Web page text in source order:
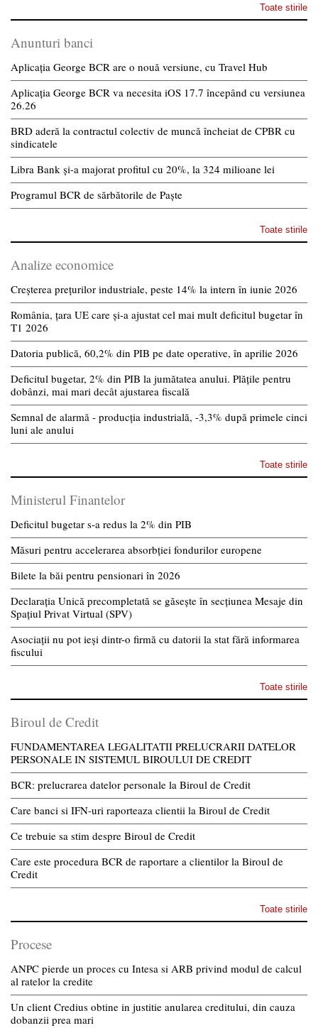
Toate stirile
Anunturi banci
Aplicația George BCR are o nouă versiune, cu Travel Hub
Aplicația George BCR va necesita iOS 17.7 începând cu versiunea
26.26
BRD aderă la contractul colectiv de muncă încheiat de CPBR cu
sindicatele
Libra Bank și-a majorat profitul cu 20%, la 324 milioane lei
Programul BCR de sărbătorile de Paște
Toate stirile
Analize economice
Creșterea prețurilor industriale, peste 14% la intern în iunie 2026
România, țara UE care și-a ajustat cel mai mult deficitul bugetar în
T1 2026
Datoria publică, 60,2% din PIB pe date operative, în aprilie 2026
Deficitul bugetar, 2% din PIB la jumătatea anului. Plățile pentru
dobânzi, mai mari decât ajustarea fiscală
Semnal de alarmă - producția industrială, -3,3% după primele cinci
luni ale anului
Toate stirile
Ministerul Finantelor
Deficitul bugetar s-a redus la 2% din PIB
Măsuri pentru accelerarea absorbției fondurilor europene
Bilete la băi pentru pensionari în 2026
Declarația Unică precompletată se găsește în secțiunea Mesaje din
Spațiul Privat Virtual (SPV)
Asociații nu pot ieși dintr-o firmă cu datorii la stat fără informarea
fiscului
Toate stirile
Biroul de Credit
FUNDAMENTAREA LEGALITATII PRELUCRARII DATELOR
PERSONALE IN SISTEMUL BIROULUI DE CREDIT
BCR: prelucrarea datelor personale la Biroul de Credit
Care banci si IFN-uri raporteaza clientii la Biroul de Credit
Ce trebuie sa stim despre Biroul de Credit
Care este procedura BCR de raportare a clientilor la Biroul de
Credit
Toate stirile
Procese
ANPC pierde un proces cu Intesa si ARB privind modul de calcul
al ratelor la credite
Un client Credius obtine in justitie anularea creditului, din cauza
dobanzii prea mari